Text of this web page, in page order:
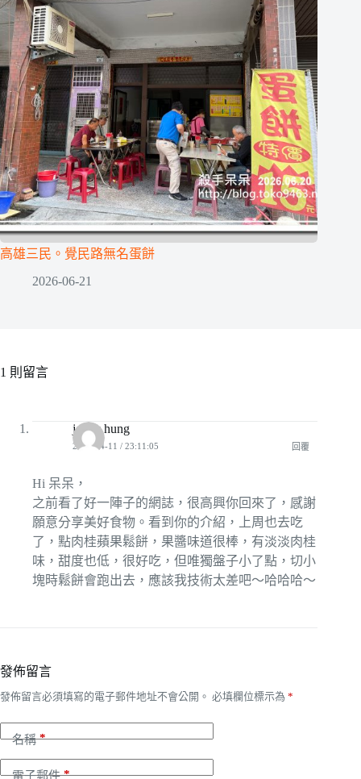
高雄三民。覺民路無名蛋餅
2026-06-21
1 則留言
jenny hung
2016-04-11 / 23:11:05 回覆
Hi 呆呆，
之前看了好一陣子的網誌，很高興你回來了，感謝
願意分享美好食物。看到你的介紹，上周也去吃
了，點肉桂蘋果鬆餅，果醬味道很棒，有淡淡肉桂
味，甜度也低，很好吃，但唯獨盤子小了點，切小
塊時鬆餅會跑出去，應該我技術太差吧～哈哈哈～
發佈留言
發佈留言必須填寫的電子郵件地址不會公開。 必填欄位標示為 *
名稱*
電子郵件*